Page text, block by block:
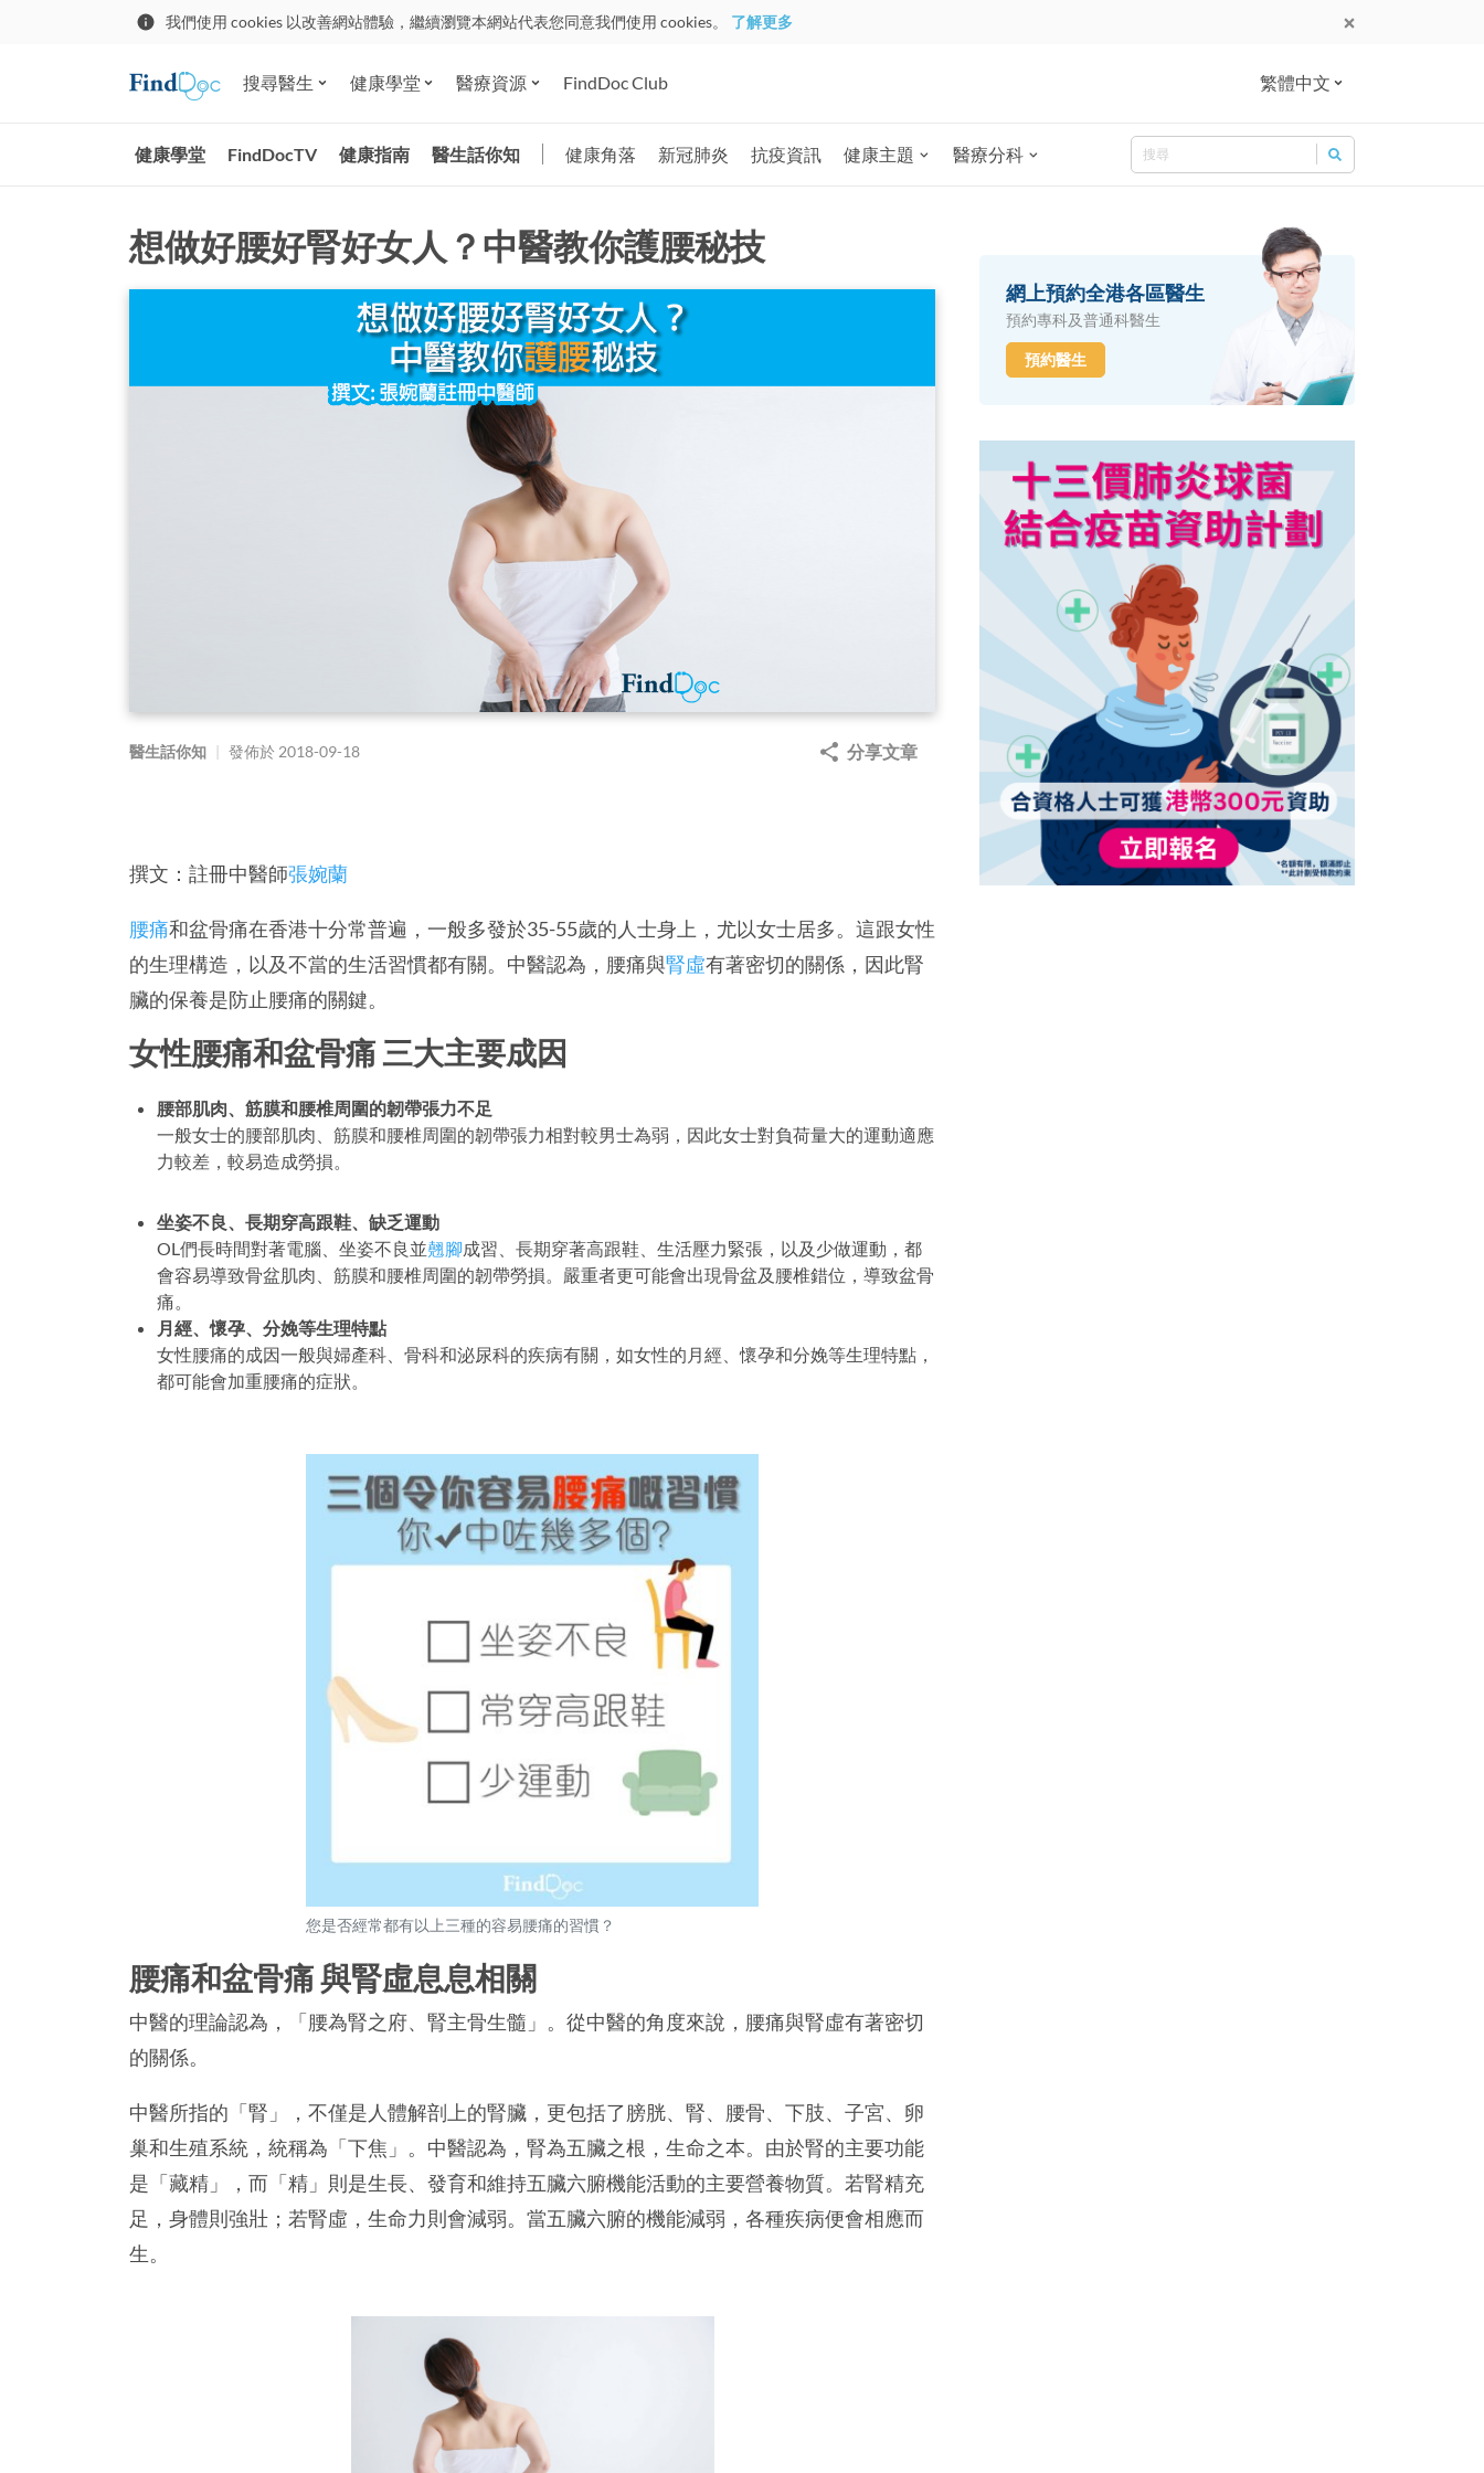
我們使用 cookies 以改善網站體驗，繼續瀏覽本網站代表您同意我們使用 cookies。 了解更多
搜尋醫生 健康學堂 醫療資源 FindDoc Club 繁體中文
健康學堂 FindDocTV 健康指南 醫生話你知 健康角落 新冠肺炎 抗疫資訊 健康主題 醫療分科
Search for:
Search
想做好腰好腎好女人？中醫教你護腰秘技
醫生話你知 | 發佈於 2018-09-18 分享文章
撰文：註冊中醫師張婉蘭
腰痛和盆骨痛在香港十分常普遍，一般多發於35-55歲的人士身上，尤以女士居多。這跟女性
的生理構造，以及不當的生活習慣都有關。中醫認為，腰痛與腎虛有著密切的關係，因此腎
臟的保養是防止腰痛的關鍵。
女性腰痛和盆骨痛 三大主要成因
腰部肌肉、筋膜和腰椎周圍的韌帶張力不足
一般女士的腰部肌肉、筋膜和腰椎周圍的韌帶張力相對較男士為弱，因此女士對負荷量大的運動適應
力較差，較易造成勞損。
坐姿不良、長期穿高跟鞋、缺乏運動
OL們長時間對著電腦、坐姿不良並翹腳成習、長期穿著高跟鞋、生活壓力緊張，以及少做運動，都
會容易導致骨盆肌肉、筋膜和腰椎周圍的韌帶勞損。嚴重者更可能會出現骨盆及腰椎錯位，導致盆骨
痛。
月經、懷孕、分娩等生理特點
女性腰痛的成因一般與婦產科、骨科和泌尿科的疾病有關，如女性的月經、懷孕和分娩等生理特點，
都可能會加重腰痛的症狀。
您是否經常都有以上三種的容易腰痛的習慣？
腰痛和盆骨痛 與腎虛息息相關
中醫的理論認為，「腰為腎之府、腎主骨生髓」。從中醫的角度來說，腰痛與腎虛有著密切
的關係。
中醫所指的「腎」，不僅是人體解剖上的腎臟，更包括了膀胱、腎、腰骨、下肢、子宮、卵
巢和生殖系統，統稱為「下焦」。中醫認為，腎為五臟之根，生命之本。由於腎的主要功能
是「藏精」，而「精」則是生長、發育和維持五臟六腑機能活動的主要營養物質。若腎精充
足，身體則強壯；若腎虛，生命力則會減弱。當五臟六腑的機能減弱，各種疾病便會相應而
生。
網上預約全港各區醫生
預約專科及普通科醫生
預約醫生